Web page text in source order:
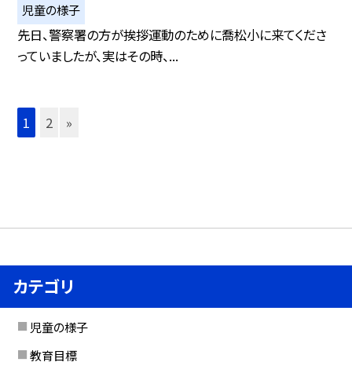
児童の様子
先日、警察署の方が挨拶運動のために喬松小に来てくださ
っていましたが、実はその時、...
1 2 »
カテゴリ
児童の様子
教育目標